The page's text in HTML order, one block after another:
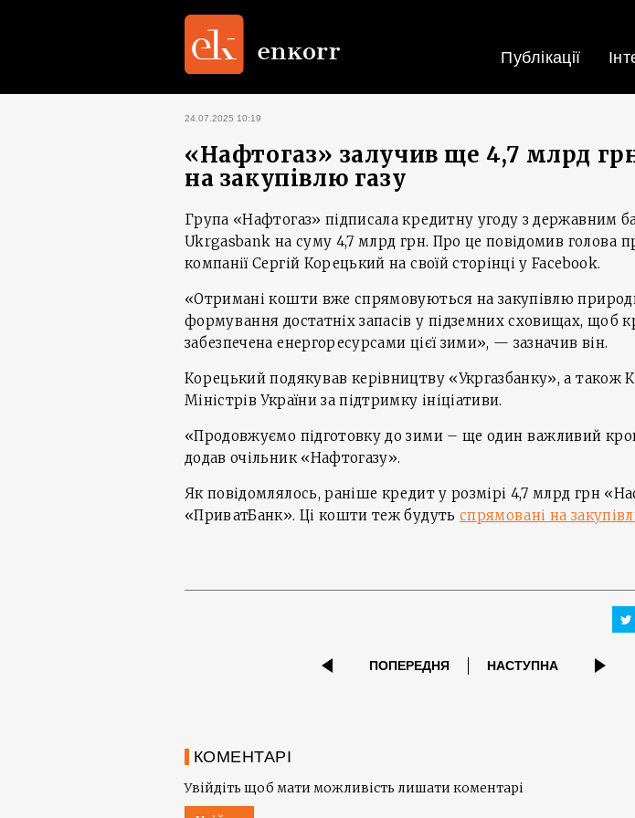
Публікації
24.07.2025 10:19
«Нафтогаз» залучив ще 4,7 млрд
на закупівлю газу
Група «Нафтогаз» підписала кредитну угоду з державним
Ukrgasbank на суму 4,7 млрд грн. Про це повідомив голова
компанії Сергій Корецький на своїй сторінці у Facebook.
«Отримані кошти вже спрямовуються на закупівлю
формування достатніх запасів у підземних сховищах, щоб
забезпечена енергоресурсами цієї зими», — зазначив він.
Корецький подякував керівництву «Укргазбанку», а також
Міністрів України за підтримку ініціативи.
«Продовжуємо підготовку до зими – ще один важливий
додав очільник «Нафтогазу».
Як повідомлялось, раніше кредит у розмірі 4,7 млрд грн
«ПриватБанк». Ці кошти теж будуть спрямовані на
ПОПЕРЕДНЯ НАСТУПНА
КОМЕНТАРІ
Увійдіть щоб мати можливість лишати коментарі